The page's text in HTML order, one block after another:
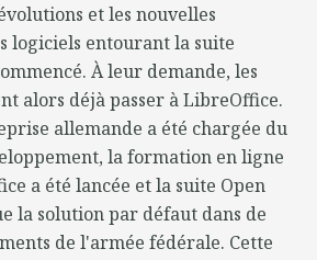
et les nouvelles
logiciels entourant la suite
À leur demande, les
alors déjà passer à LibreOffice.
allemande a été chargée du
la formation en ligne
a été lancée et la suite Open
la solution par défaut dans de
de l'armée fédérale. Cette